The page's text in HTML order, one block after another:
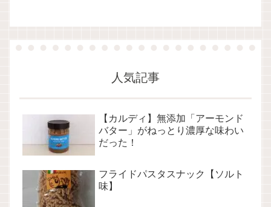
人気記事
【カルディ】無添加「アーモンド
バター」がねっとり濃厚な味わい
だった！
フライドパスタスナック【ソルト
味】